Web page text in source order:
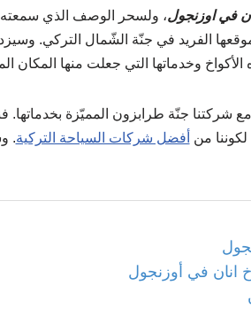
في اوزنجول، ولسحر الوصف الذي سمعته
الفريد في جنّة الشّمال التركي.
وخدماتها التي جعلت منها المكان
شركتنا جنّة طرابزون المميّزة
من أفضل شركات السياحة التركية.
انان في أوزنجول